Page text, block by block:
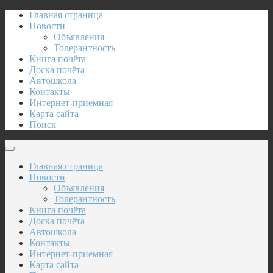
Главная страница
Новости
Объявления
Толерантность
Книга почёта
Доска почёта
Автошкола
Контакты
Интернет-приемная
Карта сайта
Поиск
Главная страница
Новости
Объявления
Толерантность
Книга почёта
Доска почёта
Автошкола
Контакты
Интернет-приемная
Карта сайта